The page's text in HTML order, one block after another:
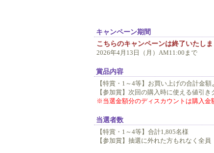
キャンペーン期間
こちらのキャンペーンは終了いたしま
2026年4月13日（月）AM11:00まで
賞品内容
【特賞・1～4等】お買い上げの合計金
【参加賞】次回の購入時に使える値引き
※当選金額分のディスカウントは購入金
当選者数
【特賞・1～4等】合計1,805名様
【参加賞】抽選に外れた方もれなく全員